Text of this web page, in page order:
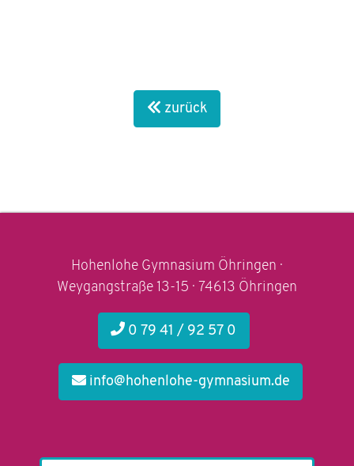
zurück
Hohenlohe Gymnasium Öhringen ·
Weygangstraße 13-15 · 74613 Öhringen
0 79 41 / 92 57 0
info@hohenlohe-gymnasium.de